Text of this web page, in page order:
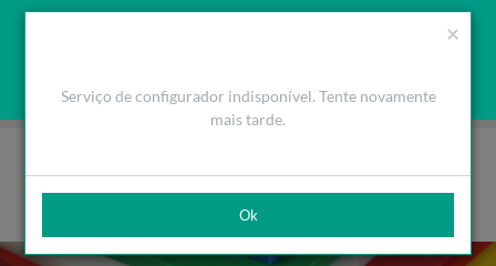
Usamos cookies para melhorar a navegação. Ao fechar esta
O que são Cookies
PT
Área Cliente
Orçamento(0)
×
Serviço de configurador indisponível. Tente novamente
mais tarde.
Ok